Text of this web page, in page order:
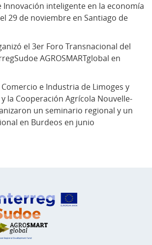
Innovación inteligente en la economía
29 de noviembre en Santiago de
el 3er Foro Transnacional del
AGROSMARTglobal en
Comercio e Industria de Limoges y
la Cooperación Agrícola Nouvelle-
un seminario regional y un
en Burdeos en junio